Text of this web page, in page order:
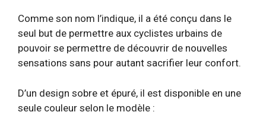
Comme son nom l’indique, il a été conçu dans le
seul but de permettre aux cyclistes urbains de
pouvoir se permettre de découvrir de nouvelles
sensations sans pour autant sacrifier leur confort.
D’un design sobre et épuré, il est disponible en une
seule couleur selon le modèle :